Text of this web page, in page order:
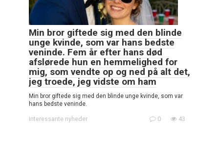
Min bror giftede sig med den blinde
unge kvinde, som var hans bedste
veninde. Fem år efter hans død
afslørede hun en hemmelighed for
mig, som vendte op og ned på alt det,
jeg troede, jeg vidste om ham
Min bror giftede sig med den blinde unge kvinde, som var
hans bedste veninde.
Interessante nyheder 0 43